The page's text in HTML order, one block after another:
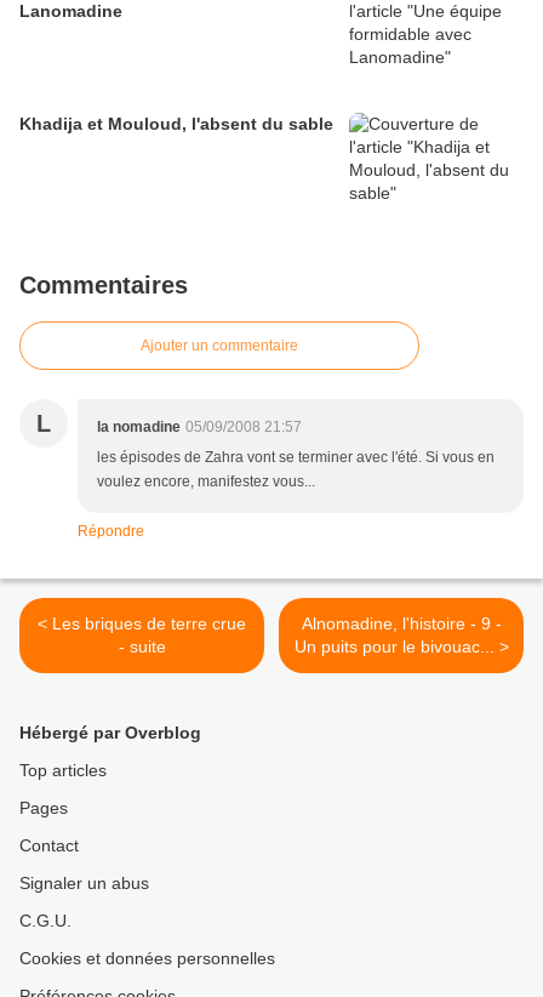
Lanomadine
Khadija et Mouloud, l'absent du sable
Commentaires
Ajouter un commentaire
L la nomadine 05/09/2008 21:57
les épisodes de Zahra vont se terminer avec l'été. Si vous en
voulez encore, manifestez vous...
Répondre
< Les briques de terre crue
- suite
Alnomadine, l'histoire - 9 -
Un puits pour le bivouac... >
Hébergé par Overblog
Top articles
Pages
Contact
Signaler un abus
C.G.U.
Cookies et données personnelles